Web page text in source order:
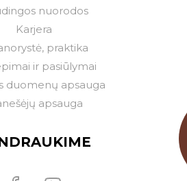
nuorodos
Karjera
praktika
ir pasiūlymai
duomenų apsauga
apsauga